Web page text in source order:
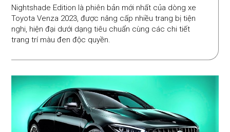
Nightshade Edition là phiên bản mới nhất của dòng xe
Toyota Venza 2023, được nâng cấp nhiều trang bị tiện
nghi, hiện đại dưới dạng tiêu chuẩn cùng các chi tiết
trang trí màu đen độc quyền.